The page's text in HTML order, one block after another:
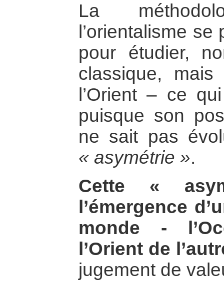
La
l’orientalisme
pour étudier,
classique,
l’Orient – ce
puisque son
ne sait pas
« asymétrie ».
Cette «
l’émergence
monde -
l’Orient de
jugement de